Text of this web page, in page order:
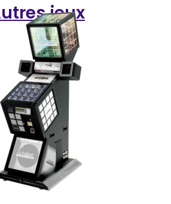
jeux
très amusant. Vous devez
touches qui s’illuminent
du rythme de la musique.